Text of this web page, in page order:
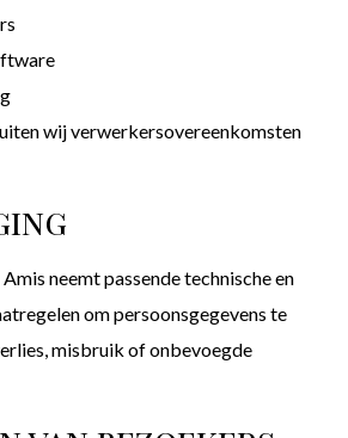
wij verwerkersovereenkomsten
neemt passende technische en
om persoonsgegevens te
misbruik of onbevoegde